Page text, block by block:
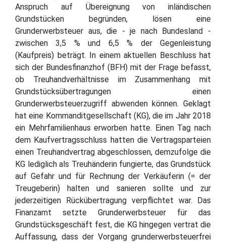
Anspruch auf Übereignung von inländischen
Grundstücken begründen, lösen eine
Grunderwerbsteuer aus, die - je nach Bundesland -
zwischen 3,5 % und 6,5 % der Gegenleistung
(Kaufpreis) beträgt. In einem aktuellen Beschluss hat
sich der Bundesfinanzhof (BFH) mit der Frage befasst,
ob Treuhandverhältnisse im Zusammenhang mit
Grundstücksübertragungen einen
Grunderwerbsteuerzugriff abwenden können. Geklagt
hat eine Kommanditgesellschaft (KG), die im Jahr 2018
ein Mehrfamilienhaus erworben hatte. Einen Tag nach
dem Kaufvertragsschluss hatten die Vertragsparteien
einen Treuhandvertrag abgeschlossen, demzufolge die
KG lediglich als Treuhänderin fungierte, das Grundstück
auf Gefahr und für Rechnung der Verkäuferin (= der
Treugeberin) halten und sanieren sollte und zur
jederzeitigen Rückübertragung verpflichtet war. Das
Finanzamt setzte Grunderwerbsteuer für das
Grundstücksgeschäft fest, die KG hingegen vertrat die
Auffassung, dass der Vorgang grunderwerbsteuerfrei